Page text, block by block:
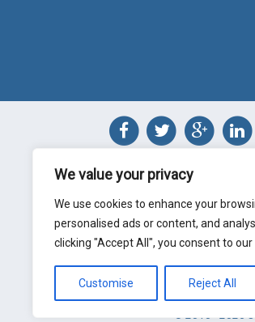
We value your privacy
We use cookies to enhance your
personalised ads or content, and
clicking "Accept All", you consent to our
Customise Reject All
Jorge
© 2010 - 2026